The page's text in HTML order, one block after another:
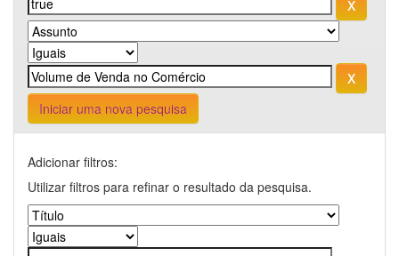
Iniciar uma nova pesquisa
Adicionar filtros:
Utilizar filtros para refinar o resultado da pesquisa.